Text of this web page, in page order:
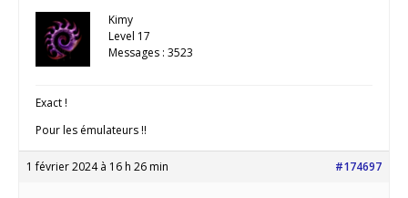
Kimy
Level 17
Messages : 3523
Exact !
Pour les émulateurs !!
1 février 2024 à 16 h 26 min #174697